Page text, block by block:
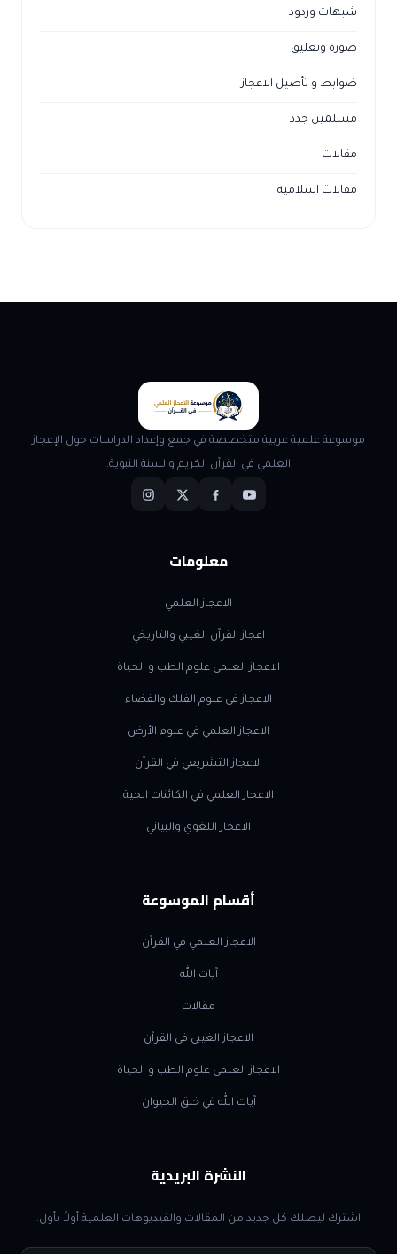
شبهات وردود
صورة وتعليق
ضوابط و تأصيل الاعجاز
مسلمين جدد
مقالات
مقالات اسلامية
موسوعة علمية عربية متخصصة في جمع وإعداد الدراسات حول الإعجاز
العلمي في القرآن الكريم والسنة النبوية.
معلومات
الاعجاز العلمي
اعجاز القرآن الغيبي والتاريخي
الاعجاز العلمي علوم الطب و الحياة
الاعجاز في علوم الفلك والفضاء
الاعجاز العلمي في علوم الأرض
الاعجاز التشريعي في القرآن
الاعجاز العلمي في الكائنات الحية
الاعجاز اللغوي والبياني
أقسام الموسوعة
الاعجاز العلمي في القرآن
آيات الله
مقالات
الاعجاز الغيبي في القرآن
الاعجاز العلمي علوم الطب و الحياة
آيات الله في خلق الحيوان
النشرة البريدية
اشترك ليصلك كل جديد من المقالات والفيديوهات العلمية أولاً بأول.